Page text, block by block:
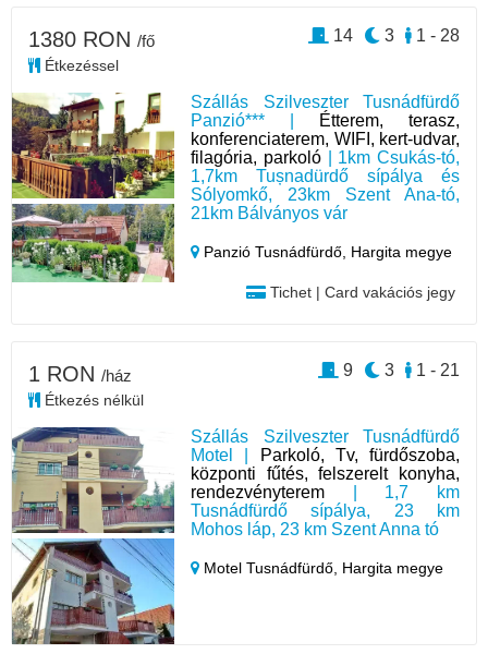
Szállás Szilveszter Tusnádfürdő
Panzió*** |
Étterem, terasz,
konferenciaterem, WIFI, kert-udvar,
filagória, parkoló| 1km Csukás-tó,
1,7km Tușnadürdő sípálya és
Sólyomkő, 23km Szent Ana-tó,
21km Bálványos vár
Panzió Tusnádfürdő, Hargita megye
Tichet | Card vakációs jegy
1380 RON /fő
Étkezéssel
1 - 28
3
14
Szállás Szilveszter Tusnádfürdő
Motel |
Parkoló, Tv, fürdőszoba,
központi fűtés, felszerelt konyha,
rendezvényterem | 1,7 km
Tusnádfürdő sípálya, 23 km
Mohos láp, 23 km Szent Anna tó
Motel Tusnádfürdő, Hargita megye
1 RON /ház
Étkezés nélkül
1 - 21
3
9